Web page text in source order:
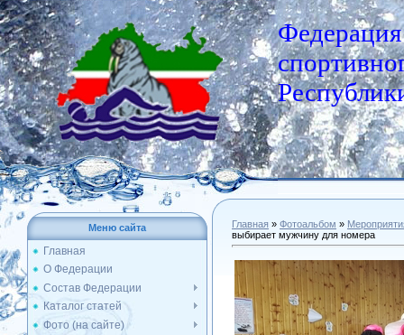
Федерация
Меню сайта
Главная
О Федерации
Состав Федерации
Каталог статей
Фото (на сайте)
Главная » Фотоальбом »
выбирает мужчину для номера